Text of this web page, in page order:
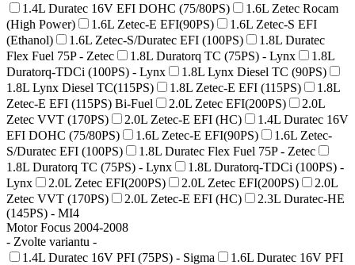
1.4L Duratec 16V EFI DOHC (75/80PS)
1.6L Zetec Rocam
(High Power)
1.6L Zetec-E EFI(90PS)
1.6L Zetec-S EFI
(Ethanol)
1.6L Zetec-S/Duratec EFI (100PS)
1.8L Duratec
Flex Fuel 75P - Zetec
1.8L Duratorq TC (75PS) - Lynx
1.8L
Duratorq-TDCi (100PS) - Lynx
1.8L Lynx Diesel TC (90PS)
1.8L Lynx Diesel TC(115PS)
1.8L Zetec-E EFI (115PS)
1.8L
Zetec-E EFI (115PS) Bi-Fuel
2.0L Zetec EFI(200PS)
2.0L
Zetec VVT (170PS)
2.0L Zetec-E EFI (HC)
1.4L Duratec 16V
EFI DOHC (75/80PS)
1.6L Zetec-E EFI(90PS)
1.6L Zetec-
S/Duratec EFI (100PS)
1.8L Duratec Flex Fuel 75P - Zetec
1.8L Duratorq TC (75PS) - Lynx
1.8L Duratorq-TDCi (100PS) -
Lynx
2.0L Zetec EFI(200PS) 2.0L Zetec EFI(200PS)
2.0L
Zetec VVT (170PS)
2.0L Zetec-E EFI (HC)
2.3L Duratec-HE
(145PS) - MI4
Motor Focus 2004-2008
- Zvolte variantu -
1.4L Duratec 16V PFI (75PS) - Sigma
1.6L Duratec 16V PFI